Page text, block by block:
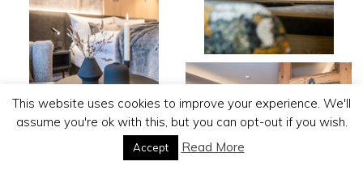
This website uses cookies to improve your experience. We'll
assume you're ok with this, but you can opt-out if you wish.
Accept Read More